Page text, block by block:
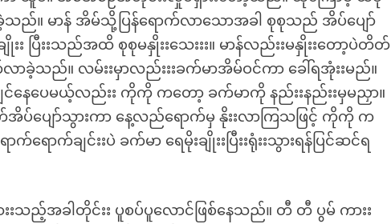
ခဲ့သည်။ မာန် အိမ်သို့ပြန်ရောက်လာသောအခါ စုစုသည် အိပ်ပျော်
ပြီးးသည်အထိ စုစုမနှိုးးသေးးး။ မာန်လည်းးမနှိုးးတော့ပဲတိတ်
ခဲ့သည်။ လမ်းးမှာလည်းးးခက်မာအိမ်ဝင်ကာ ခေါ်ရအုံးးမည်။
ေပေမယ့်လည်းး ကိုကို ကတော့ ခက်မာကို နည်းးနည်းးမှမညှာ။
ပ်ပျော်သွားကာ နေ့လည်ရောက်မှ နိုးးလာကြသဖြင့် ကိုကို က
ာက်ချင်းးပဲ ခက်မာ ရေမိုးချိုးးပြီးးရုံးးသွားရန်ပြင်ဆင်ရ
းသည့်အခါတိုင်းး ပူစပ်ပူလောင်ဖြစ်နေသည်။ တီ တီ ပွမ် ကားး